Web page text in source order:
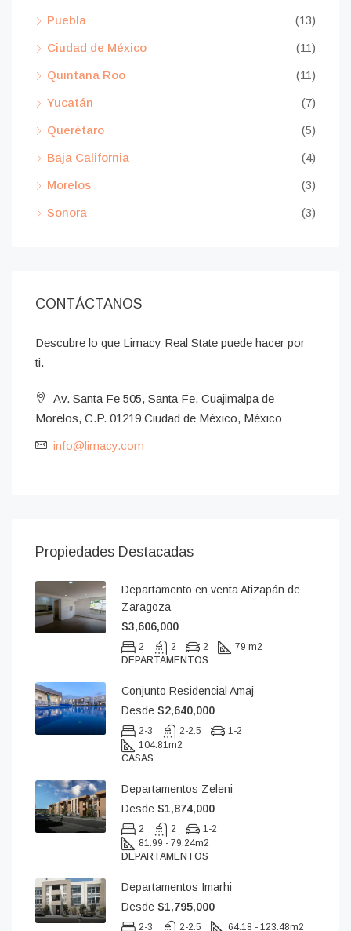
Puebla (13)
Ciudad de México (11)
Quintana Roo (11)
Yucatán (7)
Querétaro (5)
Baja California (4)
Morelos (3)
Sonora (3)
CONTÁCTANOS
Descubre lo que Limacy Real State puede hacer por
ti.
Av. Santa Fe 505, Santa Fe, Cuajimalpa de
Morelos, C.P. 01219 Ciudad de México, México
info@limacy.com
Propiedades Destacadas
Departamento en venta Atizapán de
Zaragoza
$3,606,000
2 2 2
79 m2
DEPARTAMENTOS
Conjunto Residencial Amaj
Desde $2,640,000
2-3 2-2.5
1-2
104.81 m2
CASAS
Departamentos Zeleni
Desde $1,874,000
2 2
1-2
81.99 - 79.24m2
DEPARTAMENTOS
Departamentos Imarhi
Desde $1,795,000
2-3 2-2.5 64.18 - 123.48m2